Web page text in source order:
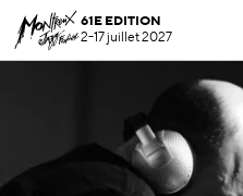
61E EDITION
2-17 juillet 2027